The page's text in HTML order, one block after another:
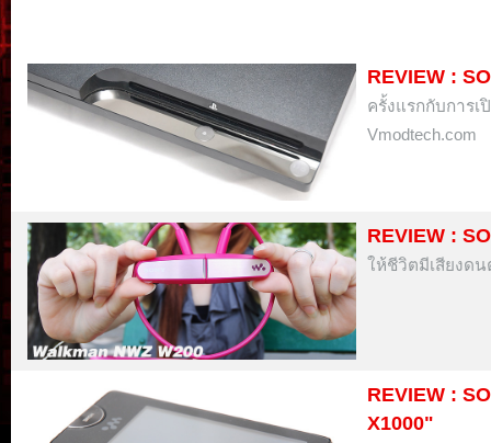
REVIEW :
ครั้งแรกกับการ
Vmodtech.com
REVIEW :
ให้ชีวิตมีเสียงดน
REVIEW :
X1000"